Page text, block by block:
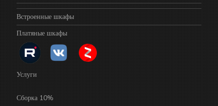
Встроенные шкафы
Платяные шкафы
Услуги
Сборка 10%